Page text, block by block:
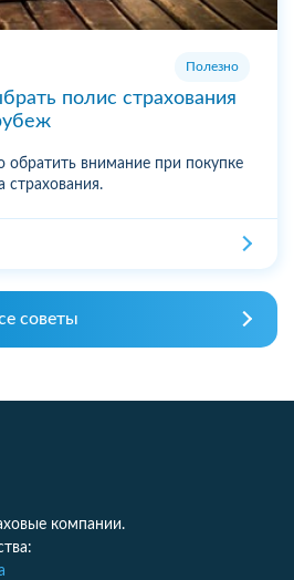
Полезно
полис страхования
обратить внимание при покупке
страхования.
советы
компании.